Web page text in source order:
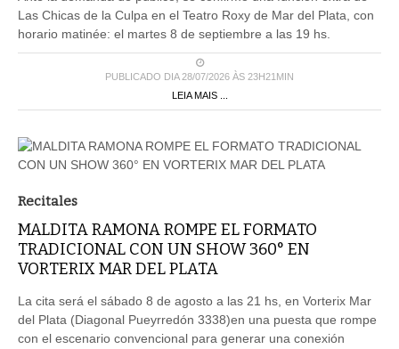
Las Chicas de la Culpa en el Teatro Roxy de Mar del Plata, con
horario matinée: el martes 8 de septiembre a las 19 hs.
PUBLICADO DIA 28/07/2026 ÀS 23H21MIN
LEIA MAIS ...
Recitales
MALDITA RAMONA ROMPE EL FORMATO
TRADICIONAL CON UN SHOW 360° EN
VORTERIX MAR DEL PLATA
La cita será el sábado 8 de agosto a las 21 hs, en Vorterix Mar
del Plata (Diagonal Pueyrredón 3338)en una puesta que rompe
con el escenario convencional para generar una conexión